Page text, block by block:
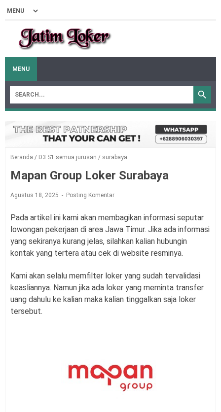
MENU
Beranda / D3 S1 semua jurusan / surabaya
Mapan Group Loker Surabaya
Agustus 18, 2025 Posting Komentar
Pada artikel ini kami akan membagikan informasi seputar
lowongan pekerjaan di area Jawa Timur. Jika ada informasi
yang sekiranya kurang jelas, silahkan kalian hubungin
kontak yang tertera atau cek di website resminya.
Kami akan selalu memfilter loker yang sudah tervalidasi
keasliannya. Namun jika ada loker yang meminta transfer
uang dahulu ke kalian maka kalian tinggalkan saja loker
tersebut.